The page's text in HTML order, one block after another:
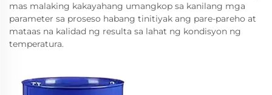
mas malaking kakayahang umangkop sa kanilang mga
parameter sa proseso habang tinitiyak ang pare-pareho at
mataas na kalidad ng resulta sa lahat ng kondisyon ng
temperatura.